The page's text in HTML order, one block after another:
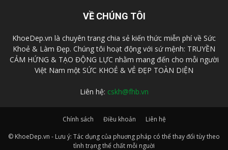
VỀ CHÚNG TÔI
KhoeDep.vn là chuyên trang chia sẻ kiến thức miễn phí về Sức
Khoẻ & Làm Đẹp. Chúng tôi hoạt động với sứ mệnh: TRUYỀN
CẢM HỨNG & TẠO ĐỘNG LỰC nhằm mang đến cho mỗi người
Việt Nam một SỨC KHOẺ & VẺ ĐẸP TOÀN DIỆN
Liên hệ: cskh@fhb.vn
Chính sách Điều khoản
Liên hệ
© KhoeDep.vn - Lưu ý: Tác dụng của phuơng pháp có thể thay đổi tùy theo
tình trạng thể chất mỗi nguời